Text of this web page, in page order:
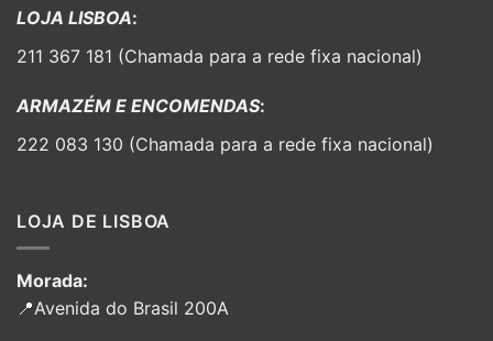
LOJA LISBOA:
211 367 181 (Chamada para a rede fixa nacional)
ARMAZÉM E ENCOMENDAS:
222 083 130 (Chamada para a rede fixa nacional)
LOJA DE LISBOA
Morada:
📍Avenida do Brasil 200A